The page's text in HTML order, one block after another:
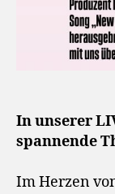
In unserer
spannende
Im Herzen